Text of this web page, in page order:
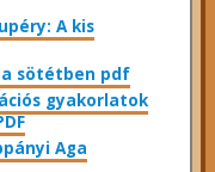
A kis
a sötétben pdf
gyakorlatok
Aga